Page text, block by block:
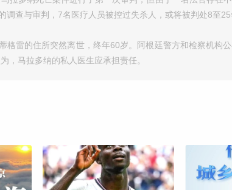
查与审判，7名医疗人员被控过失杀人，或将被判处8至25
雷的住所突然离世，终年60岁。阿根廷警方和检察机构
，马拉多纳的私人医生应承担责任。